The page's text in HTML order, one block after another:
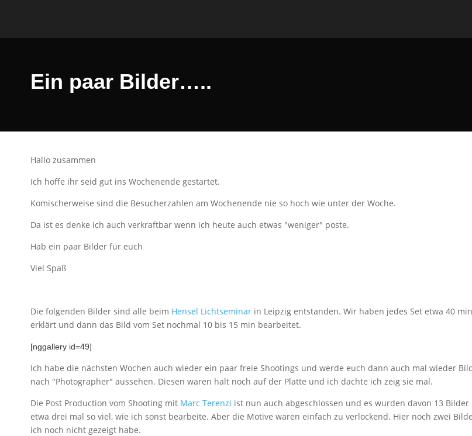
Ein paar Bilder…..
Hallo zusammen
Ich hoffe ihr seid gut ins Wochenende gestartet.
Komischerweise sind die Besucherzahlen am Wochenende nie so hoch wie unter der Woche.
Da ist es denke ich auch verkraftbar wenn ich heute auch etwas "weniger" poste.
Hab ein paar Bilder für euch
Viel Spaß
Die folgenden Bilder sind alle beim Hensel Lichtseminar in Leipzig entstanden. Wir haben jedes Set etwa 40
erklärt und dann das Bild vom Set nochmal 10 bis 15 min bearbeitet.
[nggallery id=49]
Ich habe die nächsten Wochen auch wieder ein paar freie Shootings und werde euch dann auch mal wieder
nach "Photographer" aussehen. Diesen waren halt noch auf der Platte und ich dachte ich zeig sie mal.
Die Post Production vom Shooting mit Marc Terenzi ist nun auch abgeschlossen und es wurden davon 13
etwa drei mal so viel, wie ich sonst bearbeite. Aber die Motive waren einfach zu verlockend. Hier noch zwei
ich noch nicht gezeigt habe.